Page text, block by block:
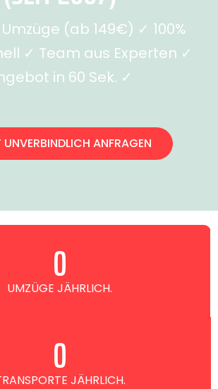
(ab 149€) ✓ 100%
✓ Team aus Experten ✓
in 60 Sek. ✓
UNVERBINDLICH ANFRAGEN
UMZÜGE JÄHRLICH.
0
JÄHRLICH.
0